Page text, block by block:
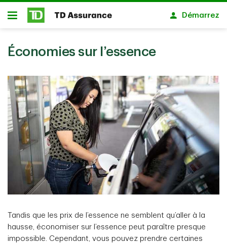
Passer au contenu principal
Ouvert
Démarrez
Économies sur l’essence
Tandis que les prix de l’essence ne semblent qu’aller à la
hausse, économiser sur l’essence peut paraître presque
impossible. Cependant, vous pouvez prendre certaines